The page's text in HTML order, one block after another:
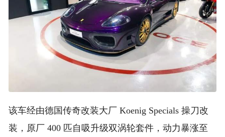
该车经由德国传奇改装大厂 Koenig Specials 操刀改
装，原厂 400 匹自吸升级双涡轮套件，动力暴涨至